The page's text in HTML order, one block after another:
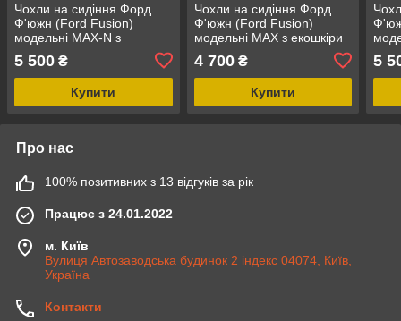
Чохли на сидіння Форд
Ф'южн (Ford Fusion)
модельні MAX-N з
5 500 ₴
Купити
Чохли на сидіння Форд
Ф'южн (Ford Fusion)
модельні MAX з екошкіри
4 700₴
Купити
5
Про нас
100% позитивних з 13 відгуків за рік
Працює з 24.01.2022
м. Київ
Вулиця Автозаводська будинок 2 індекс 04074, Київ,
Україна
Контакти